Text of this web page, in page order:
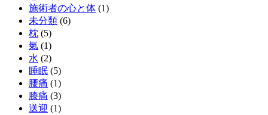
施術者の心と体 (1)
未分類 (6)
枕 (5)
氣 (1)
水 (2)
睡眠 (5)
腰痛 (1)
膝痛 (3)
送迎 (1)